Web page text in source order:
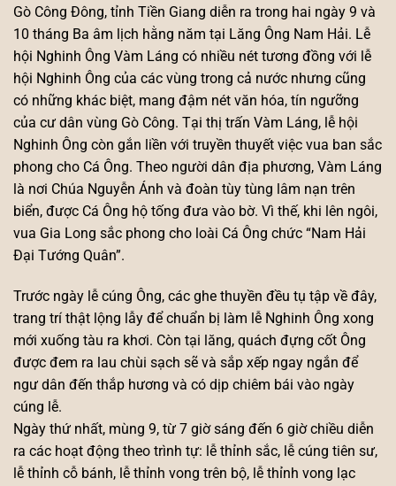
Gò Công Đông, tỉnh Tiền Giang diễn ra trong hai ngày 9 và
10 tháng Ba âm lịch hằng năm tại Lăng Ông Nam Hải. Lễ
hội Nghinh Ông Vàm Láng có nhiều nét tương đồng với lễ
hội Nghinh Ông của các vùng trong cả nước nhưng cũng
có những khác biệt, mang đậm nét văn hóa, tín ngưỡng
của cư dân vùng Gò Công. Tại thị trấn Vàm Láng, lễ hội
Nghinh Ông còn gắn liền với truyền thuyết việc vua ban sắc
phong cho Cá Ông. Theo người dân địa phương, Vàm Láng
là nơi Chúa Nguyễn Ánh và đoàn tùy tùng lâm nạn trên
biển, được Cá Ông hộ tống đưa vào bờ. Vì thế, khi lên ngôi,
vua Gia Long sắc phong cho loài Cá Ông chức “Nam Hải
Đại Tướng Quân”.
Trước ngày lễ cúng Ông, các ghe thuyền đều tụ tập về đây,
trang trí thật lộng lẫy để chuẩn bị làm lễ Nghinh Ông xong
mới xuống tàu ra khơi. Còn tại lăng, quách đựng cốt Ông
được đem ra lau chùi sạch sẽ và sắp xếp ngay ngắn để
ngư dân đến thắp hương và có dịp chiêm bái vào ngày
cúng lễ.
Ngày thứ nhất, mùng 9, từ 7 giờ sáng đến 6 giờ chiều diễn
ra các hoạt động theo trình tự: lễ thỉnh sắc, lễ cúng tiên sư,
lễ thỉnh cỗ bánh, lễ thỉnh vong trên bộ, lễ thỉnh vong lạc